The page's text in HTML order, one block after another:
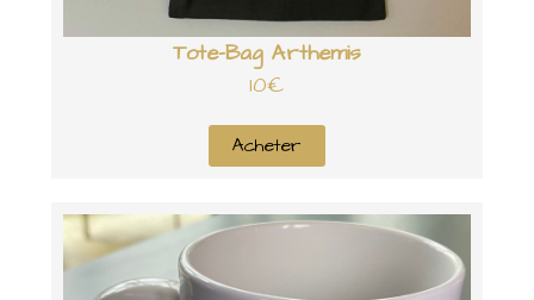
Tote-Bag Arthemis
10€
Acheter